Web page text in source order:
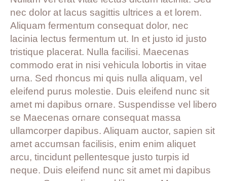
nec dolor at lacus sagittis ultrices a et lorem.
Aliquam fermentum consequat dolor, nec
lacinia lectus fermentum ut. In et justo id justo
tristique placerat. Nulla facilisi. Maecenas
commodo erat in nisi vehicula lobortis in vitae
urna. Sed rhoncus mi quis nulla aliquam, vel
eleifend purus molestie. Duis eleifend nunc sit
amet mi dapibus ornare. Suspendisse vel libero
se Maecenas ornare consequat massa
ullamcorper dapibus. Aliquam auctor, sapien sit
amet accumsan facilisis, enim enim aliquet
arcu, tincidunt pellentesque justo turpis id
neque. Duis eleifend nunc sit amet mi dapibus